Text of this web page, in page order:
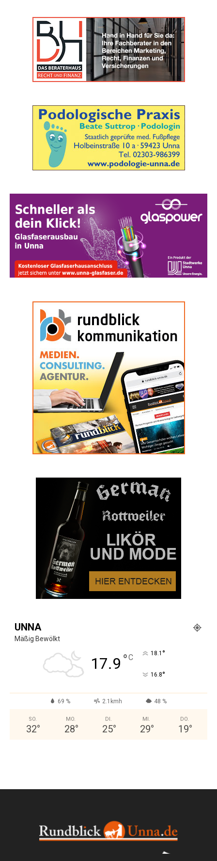
UNNA
Mäßig Bewölkt
17.9 °C 18.1 °
16.8°
69 % 2.1kmh 48 %
SO.
32°
MO.
28°
DI.
25°
MI.
29°
DO.
19°